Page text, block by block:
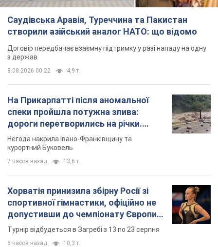
Саудівська Аравія, Туреччина та Пакистан
створили азійський аналог НАТО: що відомо
Договір передбачає взаємну підтримку у разі нападу на одну
з держав
8.08.2026 00:22 4,9 т.
На Прикарпатті після аномальної
спеки пройшла потужна злива:
дороги перетворились на річки.
Відео
Негода накрила Івано-Франківщину та
курортний Буковель
7 часов назад 13,6 т.
Хорватія принизила збірну Росії зі
спортивної гімнастики, офіційно не
допустивши до чемпіонату Європи
основних спортсменів
Турнір відбудеться в Загребі з 13 по 23 серпня
6 часов назад 10,3 т.